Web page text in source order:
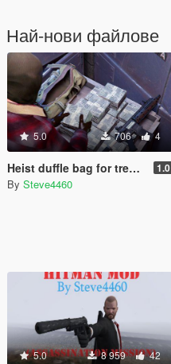
Най-нови файлове
5.0 706 4
Heist duffle bag for trevor 1.0
By Steve4460
5.0 8 959 42